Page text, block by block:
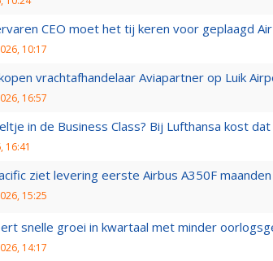
CEO moet het tij keren voor geplaagd
10:17
vrachtafhandelaar Aviapartner op Luik
16:57
in de Business Class? Bij Lufthansa kost
16:41
ziet levering eerste Airbus A350F
15:25
snelle groei in kwartaal met minder
14:17